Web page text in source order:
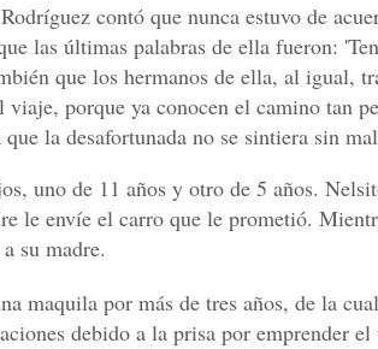
contó que nunca estuvo de
las últimas palabras de ella fueron:
que los hermanos de ella, al igual,
viaje, porque ya conocen el camino tan
la desafortunada no se sintiera sin
uno de 11 años y otro de 5 años.
le envíe el carro que le prometió.
su madre.
maquila por más de tres años, de la
debido a la prisa por emprender el